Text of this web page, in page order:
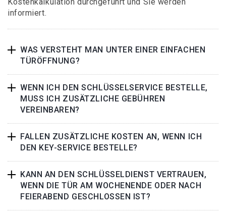
informiert.
WAS VERSTEHT MAN UNTER EINER EINFACHEN
TÜRÖFFNUNG?
WENN ICH DEN SCHLÜSSELSERVICE BESTELLE,
MUSS ICH ZUSÄTZLICHE GEBÜHREN
VEREINBAREN?
FALLEN ZUSÄTZLICHE KOSTEN AN, WENN ICH
DEN KEY-SERVICE BESTELLE?
KANN AN DEN SCHLÜSSELDIENST VERTRAUEN,
WENN DIE TÜR AM WOCHENENDE ODER NACH
FEIERABEND GESCHLOSSEN IST?